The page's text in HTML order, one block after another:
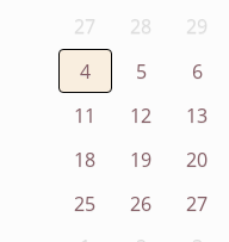
27 28 29
4
5 6
11
12 13
18
19 20
25
26 27